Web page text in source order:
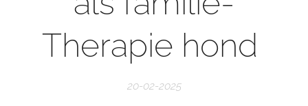
Therapie hond
20-02-2025